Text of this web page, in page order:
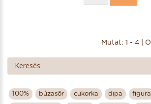
Mutat: 1 - 4 |
100% búzasör cukorka dipa figura